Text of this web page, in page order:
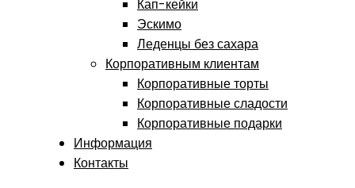
Кап-кейки
Эскимо
Леденцы без сахара
Корпоративным клиентам
Корпоративные торты
Корпоративные сладости
Корпоративные подарки
Информация
Контакты